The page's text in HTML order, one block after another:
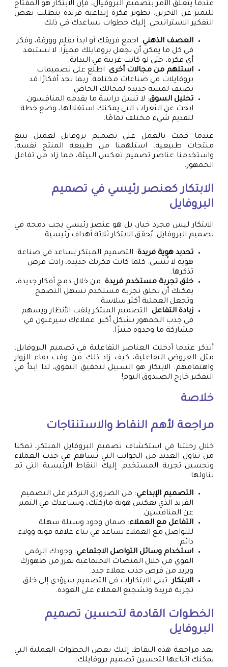
عندما يتعلق الأمر بتصميم البروفيال، فإن الابتكار هو المفتاح
للتميز عن الآخرين. تطوير فكرة إبداعية فريدة يتطلب بعض
التفكير الاستراتيجي. إليك خطوات تساعدك في ذلك:
العصف الذهني: اجمع فريقك أو ابدأ بقلم وورقة، وفكر
في كل ما يمكن أن يجعل بروفايلك مميزًا. لا تستبعد
أي فكرة، حتى لو كانت غريبة في البداية.
استلهم من مجالات أخرى: اطلع على تصميمات
بروفايلات في صناعات مختلفة. ربما تجد أفكارًا قد
تضيف لمسة جديدة لمجالك الخاص.
تحليل السوق: لا تنسَ دراسة ما يقدمه المنافسون.
ابحث عن الثغرات التي يمكنك استغلالها، وضع خطة
لتقديم شيء مختلف تمامًا.
عندما قمت بالعمل على تصميم بروفايل لعميل يبيع
منتجات طبيعية، استلهمنا من طبيعة المنتج نفسه،
واستخدمنا عناصر تصميم تعكس البيئة، مما زاد من تفاعل
الجمهور.
الابتكار كعنصر رئيسي في تصميم
البروفايل
الابتكار ليس مجرد خيار، بل هو عنصر رئيسي يجب دمجه في
تصميم البروفايل. يُحقق الابتكار ثلاثة أهداف رئيسية:
تحديد هوية فريدة: التصميم المبتكر يساعد في صناعة
هوية لا تُنسى. كلما كانت فكرتك جديدة، زادت فرص
تذكرها.
خلق تجربة مستخدم فريدة: من خلال دمج أفكار جديدة،
يمكنك أن تخلق تجربة مستخدم تسهل التصفح
وتجعل العملية أكثر سلاسة.
زيادة التفاعل: التصميم المبتكر يلفت الأنظار ويسهم
في جذب الجمهور بشكل أكبر. عملاءك سيرغبون في
مشاركة ما وجدوه مثيرًا.
أتذكر عندما أدخلت العناصر التفاعلية في تصميم البروفايل،
مثل العروض التفاعلية، كيف زاد ذلك من وقت بقاء الزوار
واهتمامهم. الابتكار هو السبيل لتحقيق التفوق، لذا ابدأ في
التفكير خارج الصندوق اليوم!
خلاصة
مراجعة لأهم النقاط والاستنتاجات
خلال رحلتنا في استكشاف تصميم البروفايل المبتكر، تمكنا
من تناول العديد من الجوانب التي تساهم في جذب العملاء
وتحسين تجربة المستخدم. إليك النقاط الرئيسية التي تم
تناولها:
التصميم الإبداعي: من الضروري التركيز على التصميم
الفريد الذي يعكس هوية ماركتك، ويساعدك في التميز
عن المنافسين.
التفاعل مع العملاء: ضمان وجود وسيلة سهلة
للتواصل مع العملاء يساعد في بناء علاقة قوية وولاء
دائم.
استخدام وسائل التواصل الاجتماعي: وجودك الرقمي
القوي من خلال المنصات الاجتماعية يعزز من ظهورك
ويزيد من فرص جذب عملاء جدد.
الابتكار: تبني الابتكارات في التصميم سيؤدي إلى خلق
تجربة فريدة وتشجيع العملاء على العودة.
الخطوات القادمة لتحسين تصميم
البروفايل
بعد مراجعة هذه النقاط، إليك بعض الخطوات العملية التي
يمكنك اتباعها لتحسين تصميم بروفايلك: